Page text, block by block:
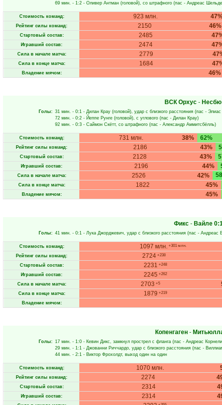
69 мин. - 1:2 - Оливер Антман (головой), со штрафного (пас - Андреас
Стоимость команд: 923 млн.
Рейтинг силы команд: 46%
2150
Стартовый состав: 2485
Игравший состав: 2474
Сила в начале матча: 2779
Сила в конце матча: 1684
Владение мячом: 46%
ВСК Орхус - Несбю
Голы: 31 мин. - 0:1 - Дилан Крау (головой), удар с близкого расстояния (пас - Элиас
72 мин. - 0:2 - Йеппе Рунге (головой), с углового (пас - Дилан Крау)
92 мин. - 0:3 - Саймон Скётт, со штрафного (пас - Александр Аммитсбёлль)
Стоимость команд: 38%
731 млн. 62%
Рейтинг силы команд: 43%
2186
Стартовый состав: 43%
2128
Игравший состав: 44%
2196
Сила в начале матча: 42%
2526
Сила в конце матча: 45%
1822
Владение мячом: 45%
Фикс- Вайле
Голы: 41 мин. - 0:1 - Лука Джорджевич, удар с близкого расстояния (пас - Андреас
Стоимость команд: 1097 млн. +301 млн.
Рейтинг силы команд: 2724 +238
Стартовый состав: 2231 +248
Игравший состав: 2245 +262
Сила в начале матча: 2703 +5
Сила в конце матча: 1879 +219
Владение мячом:
Копенгаген-
Голы: 17 мин. - 1:0 - Кевин Дикс, замкнул прострел с фланга (пас - Андреас
29 мин. - 1:1 - Джованни Риччардо, удар с близкого расстояния (пас -
44 мин. - 2:1 - Виктор Фрохолдт, выход один на один
Стоимость команд: 1070 млн.
Рейтинг силы команд: 2274
Стартовый состав: 2314
Игравший состав: 2314